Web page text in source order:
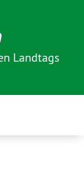
Landtags